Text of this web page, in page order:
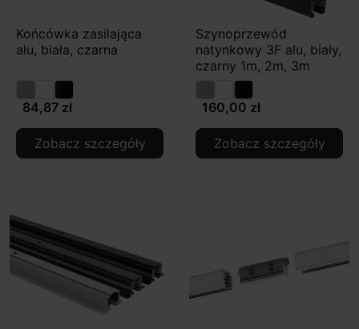
Końcówka zasilająca
alu, biała, czarna
84,87 zł
Zobacz szczegóły
Szynoprzewód
natynkowy 3F alu, biały,
czarny 1m, 2m, 3m
160,00 zł
Zobacz szczegóły